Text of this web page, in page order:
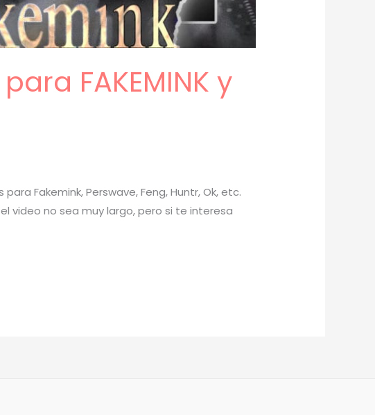
FAKEMINK y
Fakemink, Perswave, Feng, Huntr, Ok, etc.
video no sea muy largo, pero si te interesa